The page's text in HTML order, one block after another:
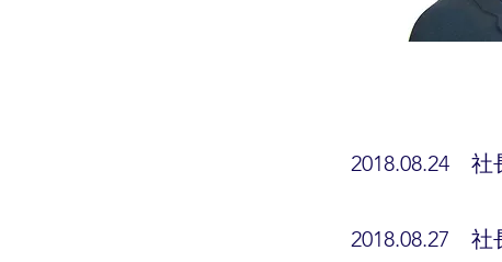
2018.08.24
​2018.08.27